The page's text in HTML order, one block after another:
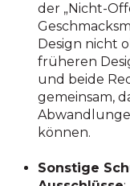
der „Nicht-
Design nicht
früheren
und beide
gemeinsam,
können.
Sonstige